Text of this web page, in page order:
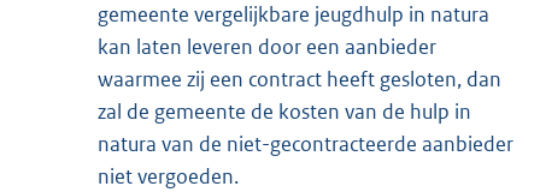
gemeente vergelijkbare jeugdhulp in natura
kan laten leveren door een aanbieder
waarmee zij een contract heeft gesloten, dan
zal de gemeente de kosten van de hulp in
natura van de niet-gecontracteerde aanbieder
niet vergoeden.